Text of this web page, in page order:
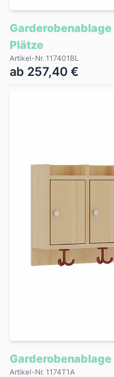
Plätze
Artikel-Nr. 117401BL
ab 257,40 €
Artikel-Nr. 1174T1A